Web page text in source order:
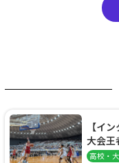
【イ
大会王
阜女子
高校・